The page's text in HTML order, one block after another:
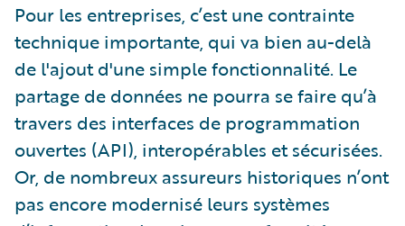
Pour les entreprises, c’est une contrainte
technique importante, qui va bien au-delà
de l'ajout d'une simple fonctionnalité. Le
partage de données ne pourra se faire qu’à
travers des interfaces de programmation
ouvertes (API), interopérables et sécurisées.
Or, de nombreux assureurs historiques n’ont
pas encore modernisé leurs systèmes